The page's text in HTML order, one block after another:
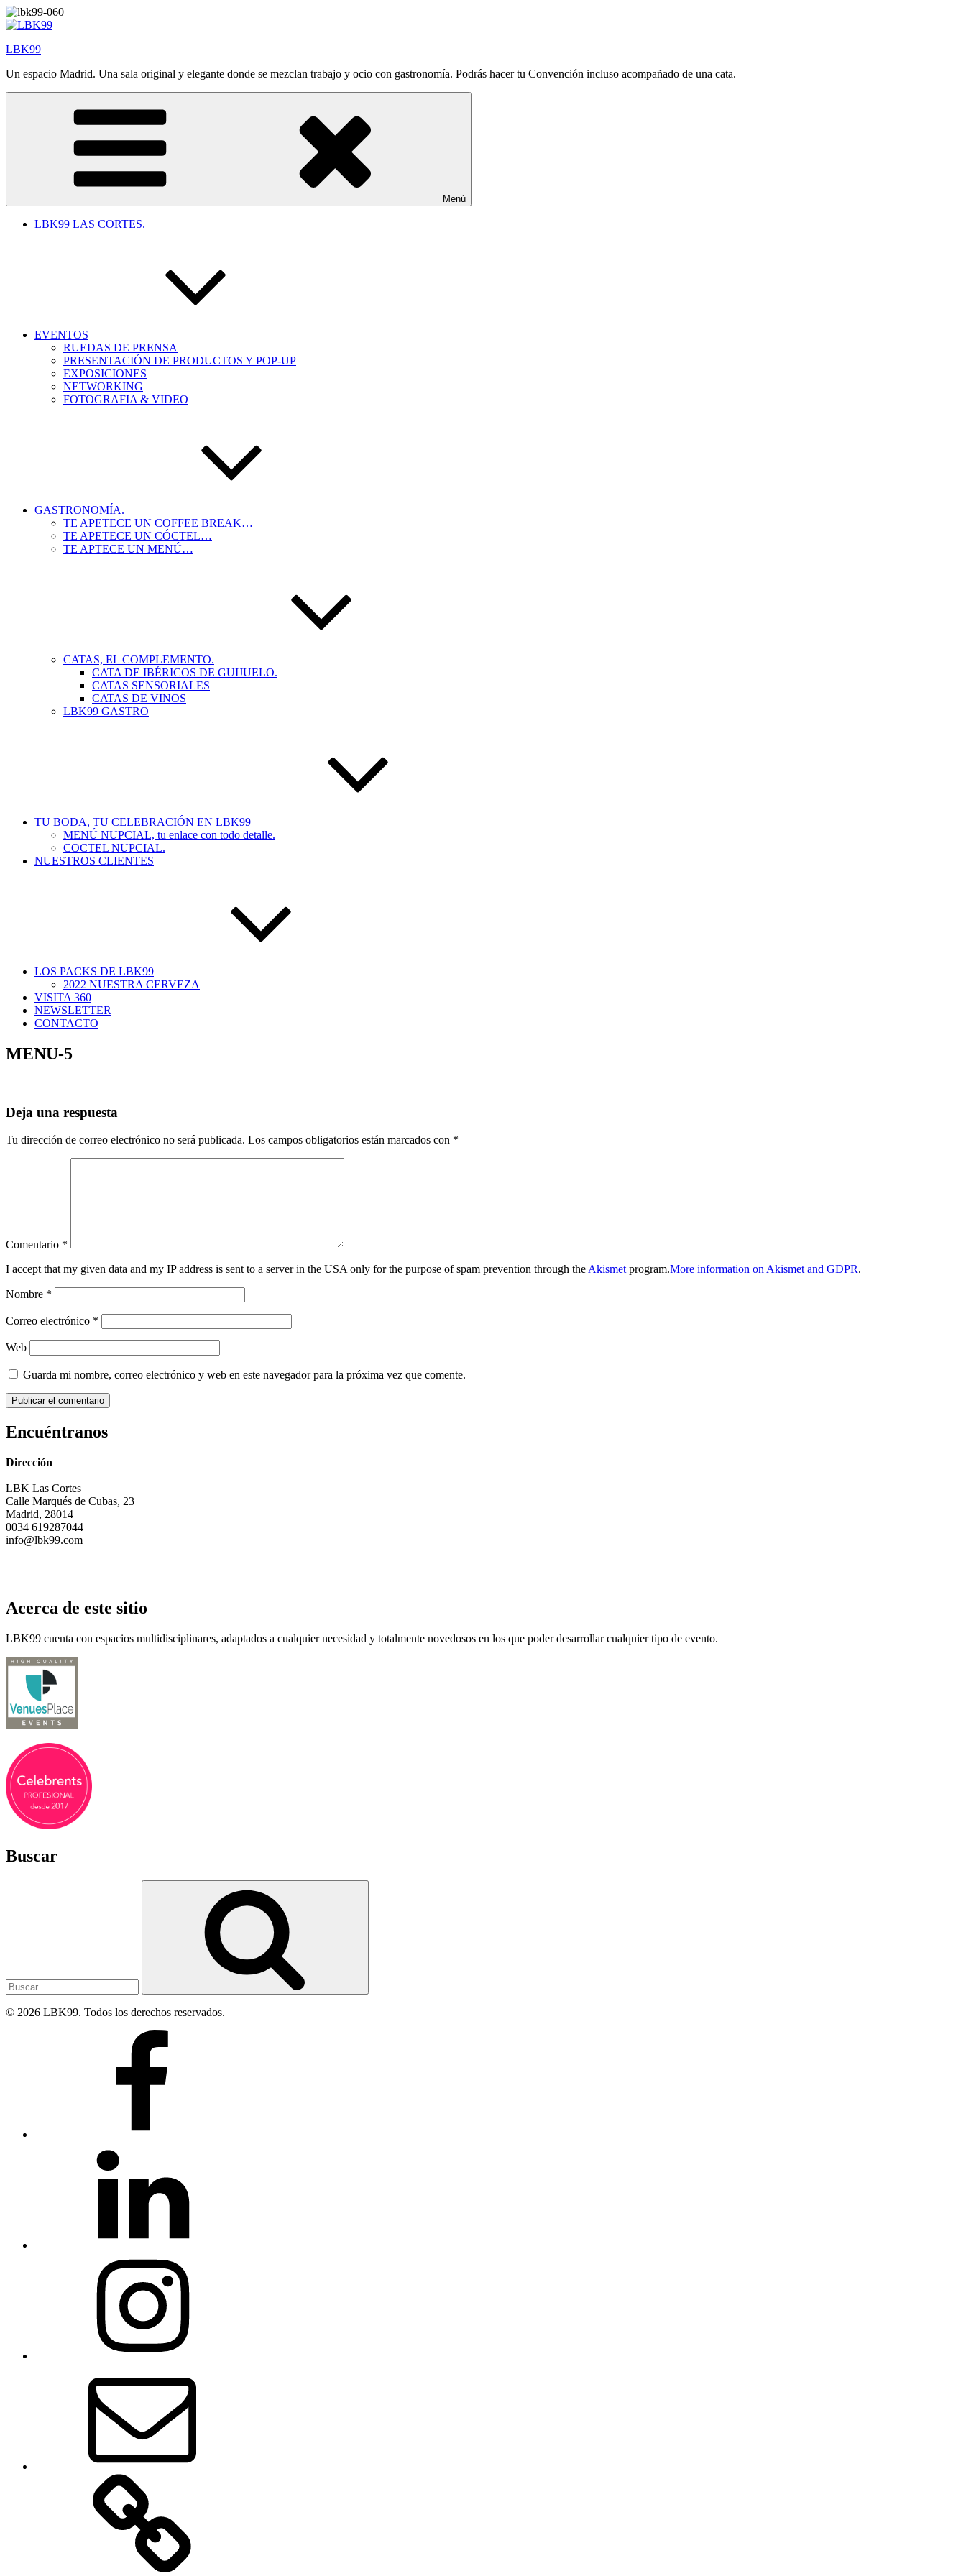
Saltar
al
LBK99
Un espacio Madrid. Una sala original y elegante donde se mezclan trabajo y ocio con gastronomía. Podrás hacer tu Convención incluso acompañado de una cata.
Menú
LBK99 LAS CORTES.
EVENTOS
RUEDAS DE PRENSA
PRESENTACIÓN DE PRODUCTOS Y POP-UP
EXPOSICIONES
NETWORKING
FOTOGRAFIA & VIDEO
GASTRONOMÍA.
TE APETECE UN COFFEE BREAK…
TE APETECE UN CÓCTEL…
TE APTECE UN MENÚ…
CATAS, EL COMPLEMENTO.
CATA DE IBÉRICOS DE GUIJUELO.
CATAS SENSORIALES
CATAS DE VINOS
LBK99 GASTRO
TU BODA, TU CELEBRACIÓN EN LBK99
MENÚ NUPCIAL, tu enlace con todo detalle.
COCTEL NUPCIAL.
NUESTROS CLIENTES
LOS PACKS DE LBK99
2022 NUESTRA CERVEZA
VISITA 360
NEWSLETTER
CONTACTO
MENU-5
Deja una respuesta
Tu dirección de correo electrónico no será publicada. Los campos obligatorios están marcados con *
Comentario *
I accept that my given data and my IP address is sent to a server in the USA only for the purpose of spam prevention through the Akismet program.More information on Akismet and GDPR.
Nombre *
Correo electrónico *
Web
Guarda mi nombre, correo electrónico y web en este navegador para la próxima vez que comente.
Encuéntranos
Dirección
LBK Las Cortes
Calle Marqués de Cubas, 23
Madrid, 28014
0034 619287044
info@lbk99.com
Acerca de este sitio
LBK99 cuenta con espacios multidisciplinares, adaptados a cualquier necesidad y totalmente novedosos en los que poder desarrollar cualquier tipo de evento.
Buscar
© 2026 LBK99. Todos los derechos reservados.